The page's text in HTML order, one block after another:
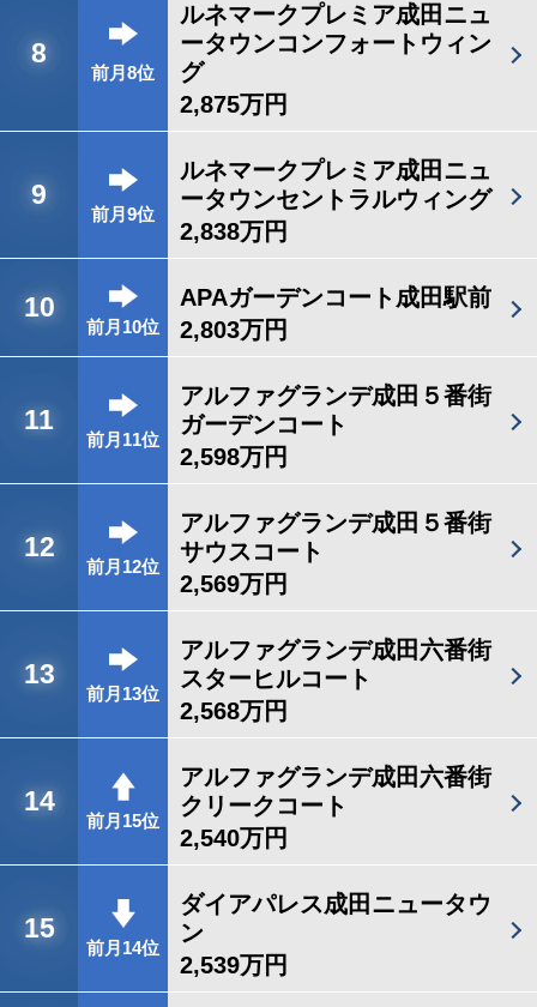
8
前月8位
ルネマークプレミア成田ニュ
ータウンコンフォートウィン
グ
2,875万円
9
前月9位
ルネマークプレミア成田ニュ
ータウンセントラルウィング
2,838万円
10
前月10位
APAガーデンコート成田駅前
2,803万円
11
前月11位
アルファグランデ成田５番街
ガーデンコート
2,598万円
12
前月12位
アルファグランデ成田５番街
サウスコート
2,569万円
13
前月13位
アルファグランデ成田六番街
スターヒルコート
2,568万円
14
前月15位
アルファグランデ成田六番街
クリークコート
2,540万円
15
前月14位
ダイアパレス成田ニュータウ
ン
2,539万円